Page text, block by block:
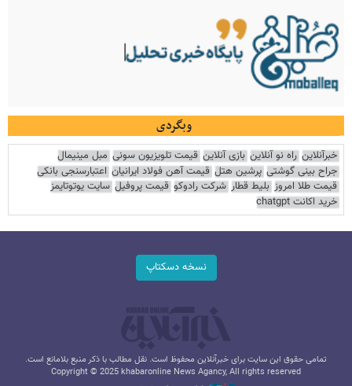
وبگردی
خبرآنلاین راه نو آنلاین بازی آنلاین قیمت تلویزیون سونی مبل مینیمال
جراح بینی گوشتی پرشین هتل قیمت آهن فولاد ایرانیان اعتبارسنجی بانکی
قیمت طلا امروز بلیط قطار شرکت رادوکو قیمت پروفیل سایت یوتوتایمز
خرید اکانت chatgpt
نسخه دسکتاپ
تمامی حقوق این سایت برای خبرآنلاین محفوظ است. نقل مطالب با ذکر منبع بلامانع است.
Copyright © 2025 khabaronline News Agancy, All rights reserved